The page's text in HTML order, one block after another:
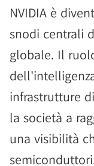
NVIDIA è
snodi centrali
globale. Il
infrastrutture
la società a
una visibilità